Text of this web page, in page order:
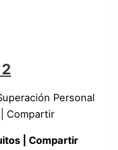
Personal
Compartir
| Compartir